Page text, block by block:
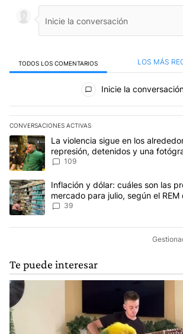
TODOS LOS COMENTARIOS LOS MÁS
Todos los comentarios
Inicie la
CONVERSACIONES ACTIVAS
Este listado muestra los artículos con más
Un artículo de tendencia con el título "La
La violencia sigue en los
represión, detenidos y una
109
Un artículo de tendencia con el título
Inflación y dólar: cuáles son las
mercado para julio, según el
39